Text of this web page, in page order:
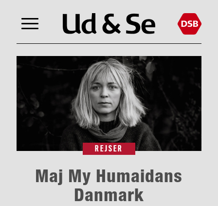
REJSER
Maj My Humaidans
Danmark